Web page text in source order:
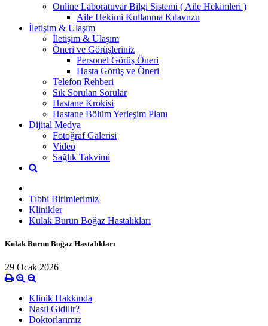
Online Laboratuvar Bilgi Sistemi ( Aile Hekimleri )
Aile Hekimi Kullanma Kılavuzu
İletişim & Ulaşım
İletişim & Ulaşım
Öneri ve Görüşleriniz
Personel Görüş Öneri
Hasta Görüş ve Öneri
Telefon Rehberi
Sık Sorulan Sorular
Hastane Krokisi
Hastane Bölüm Yerleşim Planı
Dijital Medya
Fotoğraf Galerisi
Video
Sağlık Takvimi
Tıbbi Birimlerimiz
Klinikler
Kulak Burun Boğaz Hastalıkları
Kulak Burun Boğaz Hastalıkları
29 Ocak 2026
Klinik Hakkında
Nasıl Gidilir?
Doktorlarımız